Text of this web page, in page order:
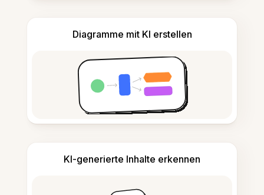
Diagramme mit KI erstellen
KI-generierte Inhalte erkennen